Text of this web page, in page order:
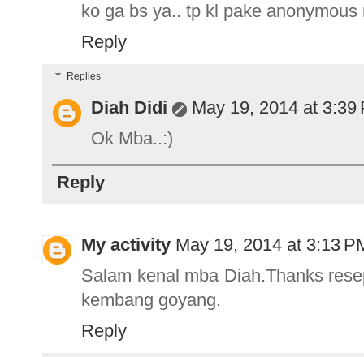
ko ga bs ya.. tp kl pake
Reply
Replies
Diah Didi
May 19, 2014 at 3:39
Ok Mba..:)
Reply
My activity May 19, 2014 at 3:13
Salam kenal mba Diah.Thanks
kembang goyang.
Reply